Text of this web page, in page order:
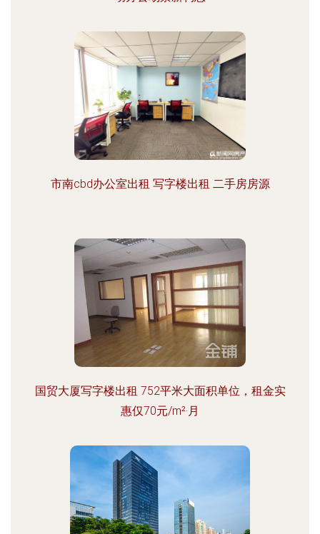
市南cbd办公室出租 写字楼出租 二手房房源
国贸大厦写字楼出租 752平米大面积单位，租金实
惠仅70元/m²·月